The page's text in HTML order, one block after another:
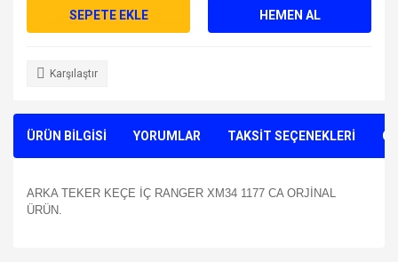
SEPETE EKLE HEMEN AL
Karşılaştır
ÜRÜN BİLGİSİ YORUMLAR TAKSİT SEÇENEKLERİ
ARKA TEKER KEÇE İÇ RANGER XM34 1177 CA ORJİNAL
ÜRÜN.